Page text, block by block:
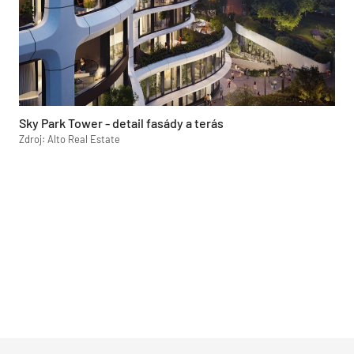
Sky Park Tower - detail fasády a terás
Zdroj: Alto Real Estate